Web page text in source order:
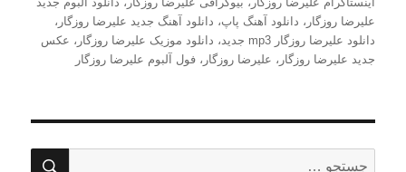
در
علیرضا روزگار ، دانلود آهنگ پاپ، دانلود آهنگ جدید علیرضا روزگار ،
دانلود علیرضا روزگار mp3 جدید
، دانلود موزیک علیرضا روزگار ، عکس
جدید علیرضا روزگار ، علیرضا روزگار ،فول آلبوم علیرضا روزگار